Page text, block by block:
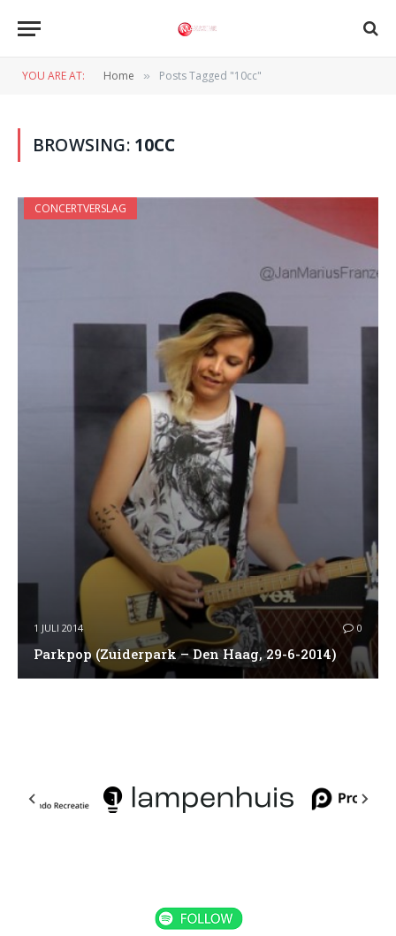
YOU ARE AT: Home » Posts Tagged "10cc"
BROWSING: 10CC
CONCERTVERSLAG
1 JULI 2014 0
Parkpop (Zuiderpark – Den Haag, 29-6-2014)